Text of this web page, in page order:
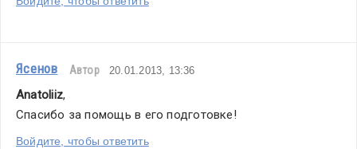
Ясенов Автор 20.01.2013, 13:36
Anatoliiz,
Спасибо за помощь в его подготовке!
Войдите, чтобы ответить